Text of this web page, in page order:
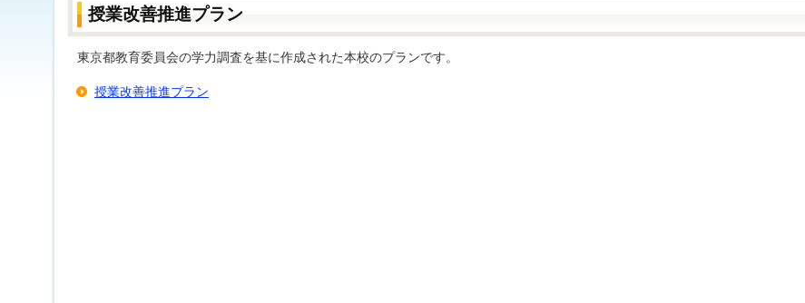
授業改善推進プラン
東京都教育委員会の学力調査を基に作成された本校のプランです。
授業改善推進プラン